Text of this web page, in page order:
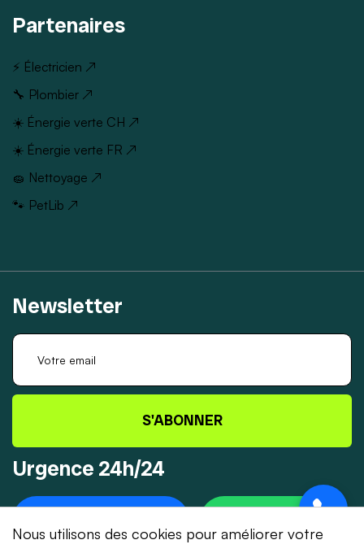
Partenaires
⚡ Électricien ↗
🔧 Plombier ↗
☀️ Énergie verte CH ↗
☀️ Énergie verte FR ↗
🧽 Nettoyage ↗
🐾 PetLib ↗
Newsletter
S'ABONNER
Urgence 24h/24
Nous utilisons des cookies pour améliorer votre